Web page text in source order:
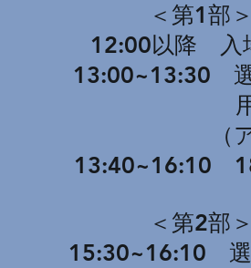
＜第1部＞
12:00以降 入
13:00~13:30 選
用具
（アリー
13:40~16:10
＜第2部＞
15:30~16:10 選